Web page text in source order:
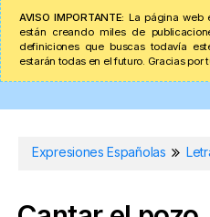
AVISO IMPORTANTE: La página web
están creando miles de
definiciones que buscas todavía
estarán todas en el futuro. Gracias por
Expresiones Españolas